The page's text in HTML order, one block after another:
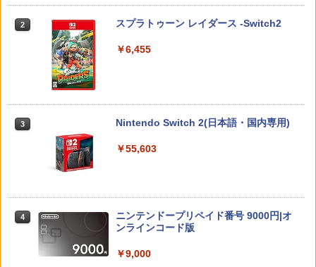
2 スプラトゥーン レイダース -Switch2
￥6,455
3 Nintendo Switch 2(日本語・国内専用)
￥55,603
4
ニンテンドープリペイド番号 9000円|オ
ンラインコード版
￥9,000